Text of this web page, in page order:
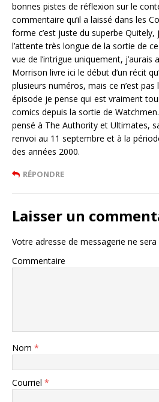
bonnes pistes de réflexion sur le
commentaire qu’il a laissé dans les
forme c’est juste du superbe
l’attente très longue de la sortie de
vue de l’intrigue uniquement, j’aurais
Morrison livre ici le début d’un récit
plusieurs numéros, mais ce n’est
épisode je pense qui est vraiment
comics depuis la sortie de
pensé à The Authority et Ultimates,
renvoi au 11 septembre et à la
des années 2000.
RÉPONDRE
Laisser un
Votre adresse de messagerie ne sera
Commentaire
Nom *
Courriel *